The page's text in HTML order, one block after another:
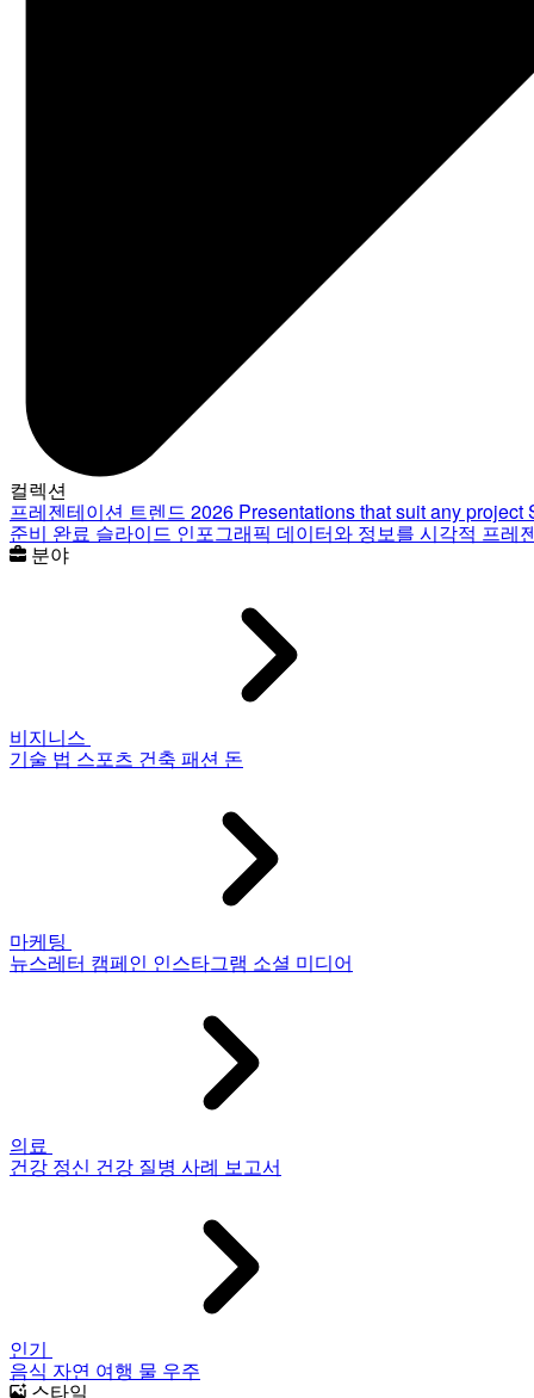
컬렉션
프레젠테이션 트렌드 2026 Presentations that suit any project
준비 완료 슬라이드 인포그래픽 데이터와 정보를 시각적 프레
분야
비지니스
기술 법 스포츠 건축 패션 돈
마케팅
뉴스레터 캠페인 인스타그램 소셜 미디어
의료
건강 정신 건강 질병 사례 보고서
인기
음식 자연 여행 물 우주
스타일